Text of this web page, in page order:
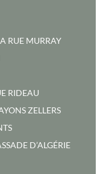
RUE MURRAY
RIDEAU
ZELLERS
D’ALGÉRIE